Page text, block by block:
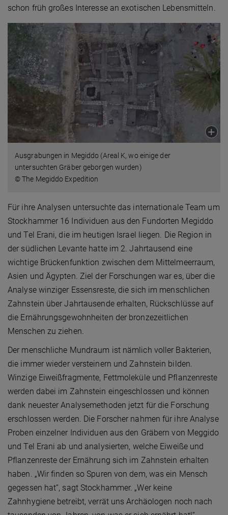
schon früh großes Interesse an exotischen Lebensmitteln.
Ausgrabungen in Megiddo (Areal K, wo einige der
untersuchten Gräber geborgen wurden)
© The Megiddo Expedition
Für ihre Analysen untersuchte das internationale Team um
Stockhammer 16 Individuen aus den Fundorten Megiddo
und Tel Erani, die im heutigen Israel liegen. Die Region in
der südlichen Levante hatte im 2. Jahrtausend eine
wichtige Brückenfunktion zwischen dem Mittelmeerraum,
Asien und Ägypten. Ziel der Forschungen war es, über die
Analyse winziger Essensreste, die sich im menschlichen
Zahnstein über Jahrtausende erhalten, Rückschlüsse auf
die Ernährungsgewohnheiten der bronzezeitlichen
Menschen zu ziehen.
Der menschliche Mundraum ist nämlich voller Bakterien,
die immer wieder versteinern und Zahnstein bilden.
Winzige Eiweißfragmente, Fettmoleküle und Pflanzenreste
werden dabei im Zahnstein eingeschlossen und können
dank neuester Analysemethoden jetzt für die Forschung
erschlossen werden. Die Forscher nahmen für ihre Analyse
Proben einzelner Individuen aus den Gräbern von Meggido
und Tel Erani ab und analysierten, welche Eiweiße und
Pflanzenreste der Ernährung sich im Zahnstein erhalten
haben. „Wir finden so Spuren von dem, was ein Mensch
gegessen hat“, sagt Stockhammer. „Wer keine
Zahnhygiene betreibt, verrät uns Archäologen noch nach